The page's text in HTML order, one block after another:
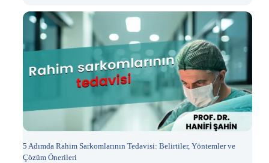
5 Adımda Rahim Sarkomlarının Tedavisi: Belirtiler, Yöntemler ve
Çözüm Önerileri